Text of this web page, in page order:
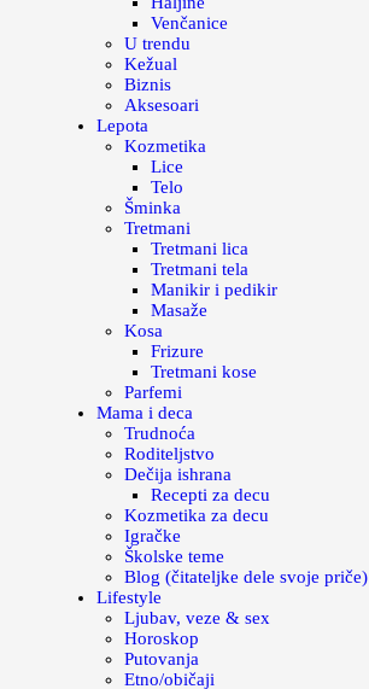
Venčanice
U trendu
Kežual
Biznis
Aksesoari
Lepota
Kozmetika
Lice
Telo
Šminka
Tretmani
Tretmani lica
Tretmani tela
Manikir i pedikir
Masaže
Kosa
Frizure
Tretmani kose
Parfemi
Mama i deca
Trudnoća
Roditeljstvo
Dečija ishrana
Recepti za decu
Kozmetika za decu
Igračke
Školske teme
Blog (čitateljke dele svoje priče)
Lifestyle
Ljubav, veze & sex
Horoskop
Putovanja
Etno/običaji
Magazin